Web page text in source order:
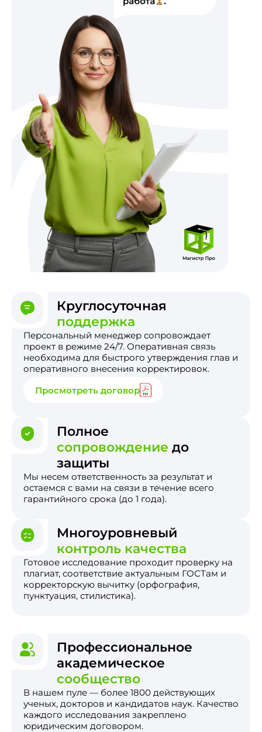
Круглосуточная
поддержка
Персональный менеджер сопровождает
проект в режиме 24/7. Оперативная связь
необходима для быстрого утверждения глав и
оперативного внесения корректировок.
Просмотреть договор
Полное
сопровождение до
защиты
Мы несем ответственность за результат и
остаемся с вами на связи в течение всего
гарантийного срока (до 1 года).
Многоуровневый
контроль качества
Готовое исследование проходит проверку на
плагиат, соответствие актуальным ГОСТам и
корректорскую вычитку (орфография,
пунктуация, стилистика).
Профессиональное
академическое
сообщество
В нашем пуле — более 1800 действующих
ученых, докторов и кандидатов наук. Качество
каждого исследования закреплено
юридическим договором.